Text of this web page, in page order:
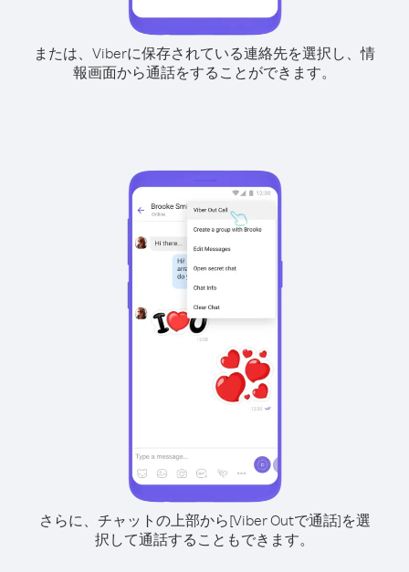
または、Viberに保存されている連絡先を選択し、情
報画面から通話をすることができます。
さらに、チャットの上部から[Viber Outで通話]を選
択して通話することもできます。